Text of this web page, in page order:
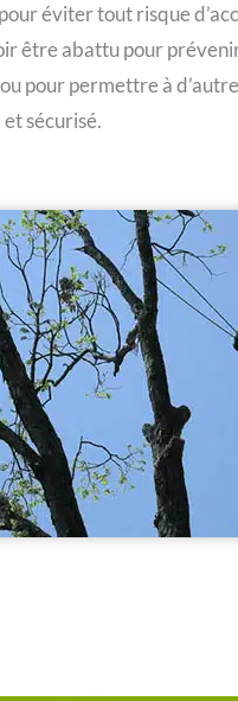
éviter tout risque
être abattu pour
pour permettre à
sécurisé.